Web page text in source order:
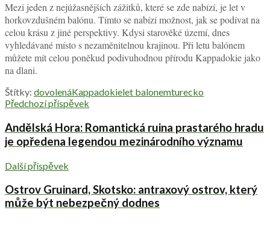
Mezi jeden z nejúžasnějších zážitků, které se zde nabízí, je let v
horkovzdušném balónu. Tímto se nabízí možnost, jak se podívat na
celou krásu z jiné perspektivy. Kdysi starověké území, dnes
vyhledávané místo s nezaměnitelnou krajinou. Při letu balónem
můžete mít celou poněkud podivuhodnou přírodu Kappadokie jako
na dlani.
Štítky: dovolenáKappadokielet balonemturecko
Předchozí příspěvek
Andělská Hora: Romantická ruina prastarého hradu
je opředena legendou mezinárodního významu
Další příspěvek
Ostrov Gruinard, Skotsko: antraxový ostrov, který
může být nebezpečný dodnes